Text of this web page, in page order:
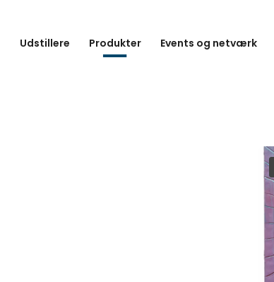
Udstillere Produkter Events og netværk